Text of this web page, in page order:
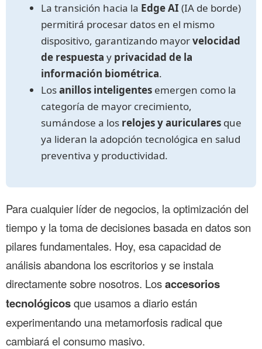
La transición hacia la Edge AI (IA de borde)
permitirá procesar datos en el mismo
dispositivo, garantizando mayorvelocidad
de respuesta y privacidad de la
información biométrica.
Losanillos inteligentes emergen como la
categoría de mayor crecimiento,
sumándose a los relojes y auriculares que
ya lideran la adopción tecnológica en salud
preventiva y productividad.
Para cualquier líder de negocios, la optimización del
tiempo y la toma de decisiones basada en datos son
pilares fundamentales. Hoy, esa capacidad de
análisis abandona los escritorios y se instala
directamente sobre nosotros. Losaccesorios
tecnológicosque usamos a diario están
experimentando una metamorfosis radical que
cambiará el consumo masivo.